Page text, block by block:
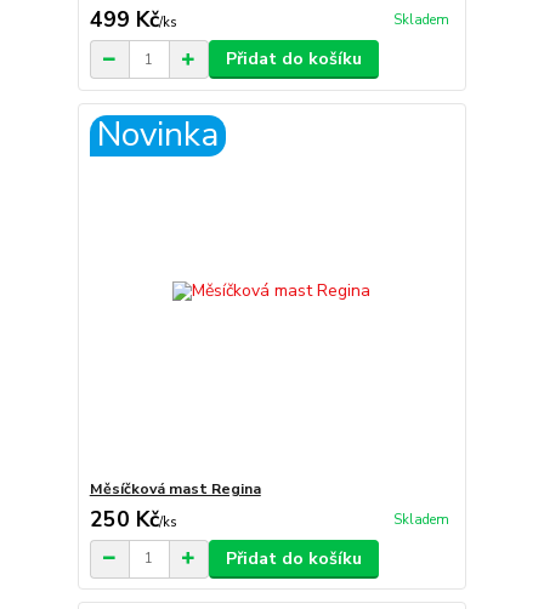
499 Kč/ks Skladem
Přidat do košíku
Novinka
Měsíčková mast Regina
250 Kč/ks Skladem
Přidat do košíku